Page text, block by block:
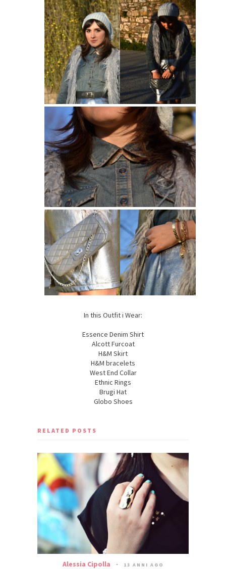
In this Outfit i Wear:
Essence Denim Shirt
Alcott Furcoat
H&M Skirt
H&M bracelets
West End Collar
Ethnic Rings
Brugi Hat
Globo Shoes
RELATED POSTS
Alessia Cipolla 13 ANNI AGO